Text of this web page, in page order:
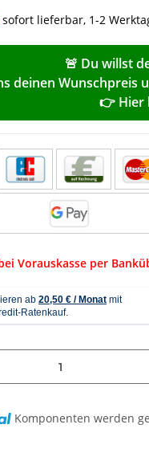
sofort lieferbar, 1-2
🚨 Du willst
deinen
👉 Hier
Vorauskasse per
Komponenten werden